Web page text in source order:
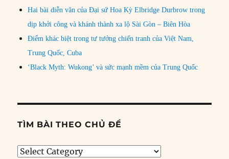
Hai bài diễn văn của Đại sứ Hoa Kỳ Elbridge Durbrow trong
dịp khởi công và khánh thành xa lộ Sài Gòn – Biên Hòa
Điểm khác biệt trong tư tưởng chiến tranh của Việt Nam,
Trung Quốc, Cuba
‘Black Myth: Wukong’ và sức mạnh mềm của Trung Quốc
TÌM BÀI THEO CHỦ ĐỀ
Tìm